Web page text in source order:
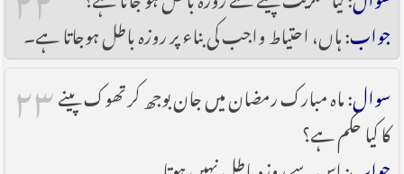
جواب: ہاں، احتیاط واجب کی بناء پر روزہ باطل ہوجاتا ہے۔
۲۳ سوال: ماہ مبارک رمضان میں جان بوجھ کر تھوک پینے
کا کیا حکم ہے؟